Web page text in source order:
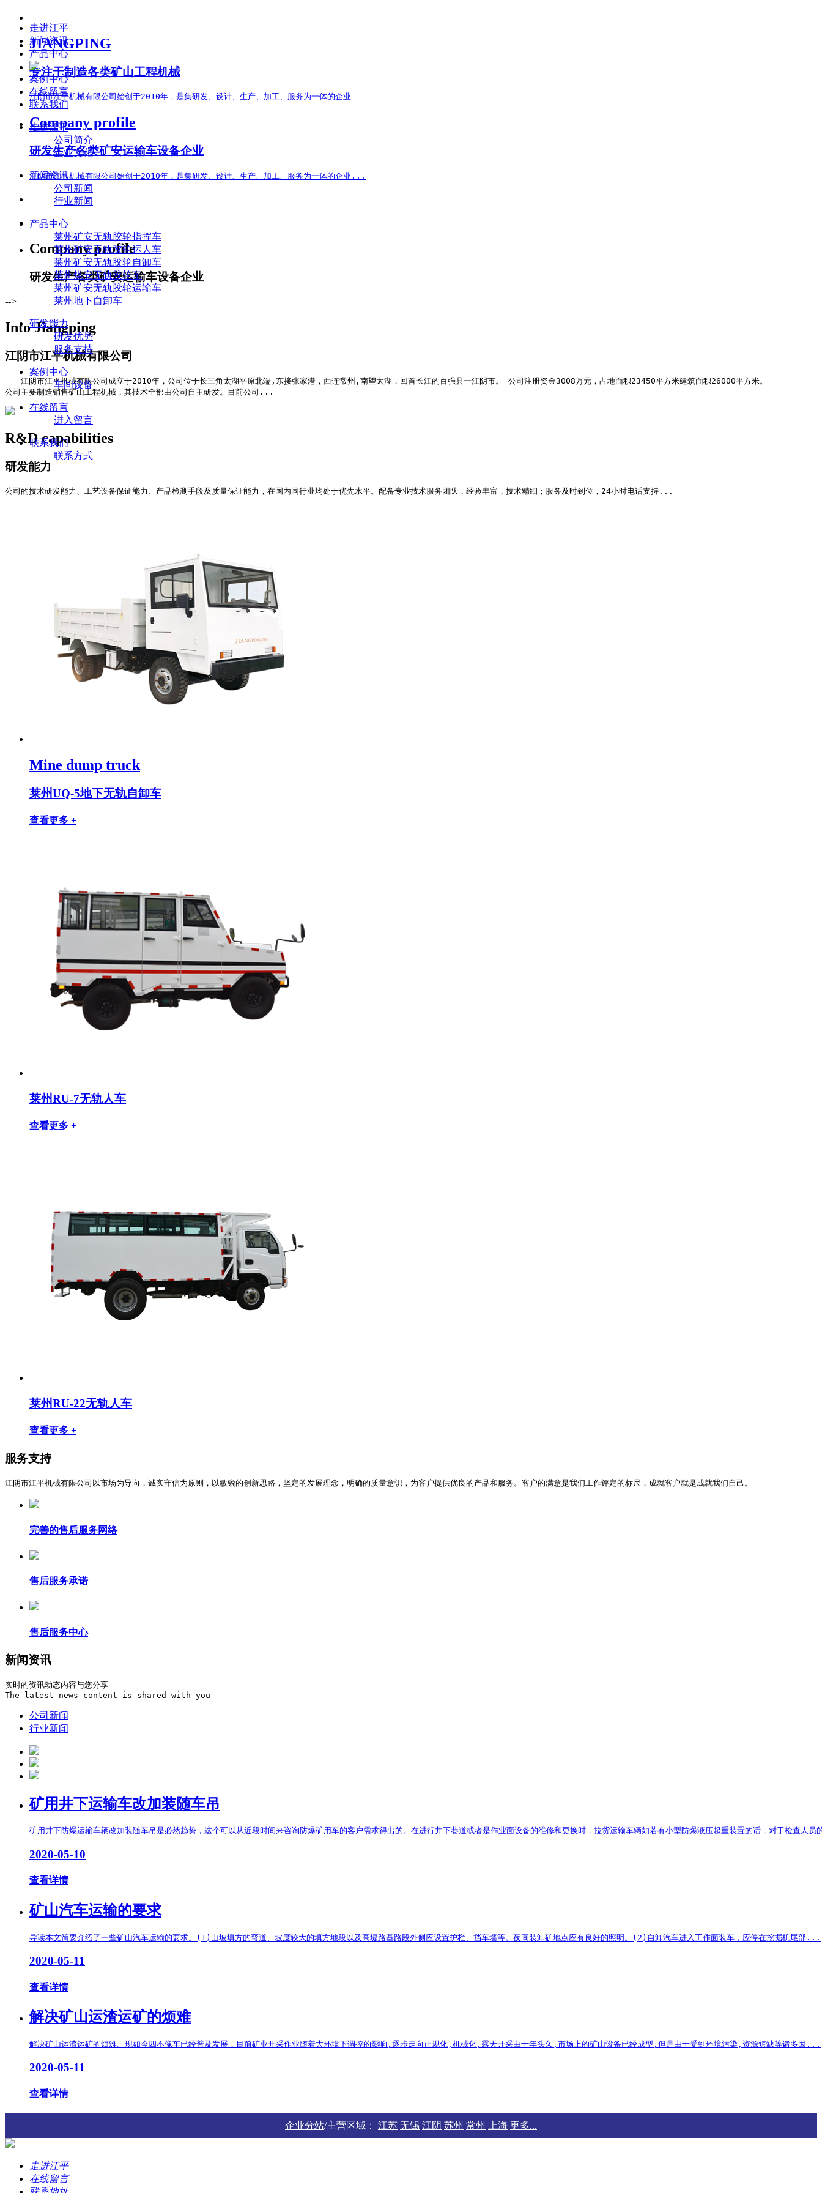
走进江平
新闻资讯
产品中心
案例中心
在线留言
联系我们
走进江平
公司简介
企业文化
新闻资讯
公司新闻
行业新闻
产品中心
莱州矿安无轨胶轮指挥车
莱州矿安无轨胶轮运人车
莱州矿安无轨胶轮自卸车
莱州煤安无轨胶轮车
莱州矿安无轨胶轮运输车
莱州地下自卸车
研发能力
研发优势
服务支持
案例中心
车间设备
在线留言
进入留言
联系我们
联系方式
JIANGPING
专注于制造各类矿山工程机械
江阴市江平机械有限公司始创于2010年，是集研发、设计、生产、加工、服务为一体的企业
Company profile
研发生产各类矿安运输车设备企业
江阴市江平机械有限公司始创于2010年，是集研发、设计、生产、加工、服务为一体的企业...
Company profile
研发生产各类矿安运输车设备企业
-->
Into Jiangping
江阴市江平机械有限公司
江阴市江平机械有限公司成立于2010年，公司位于长三角太湖平原北端,东接张家港，西连常州,南望太湖，回首长江的百强县一江阴市。 公司注册资金3008万元，占地面积23450平方米建筑面积26000平方米。
公司主要制造销售矿山工程机械，其技术全部由公司自主研发。目前公司...
R&D capabilities
研发能力
公司的技术研发能力、工艺设备保证能力、产品检测手段及质量保证能力，在国内同行业均处于优先水平。配备专业技术服务团队，经验丰富，技术精细；服务及时到位，24小时电话支持...
Mine dump truck
莱州UQ-5地下无轨自卸车
查看更多 +
莱州RU-7无轨人车
查看更多 +
莱州RU-22无轨人车
查看更多 +
服务支持
江阴市江平机械有限公司以市场为导向，诚实守信为原则，以敏锐的创新思路，坚定的发展理念，明确的质量意识，为客户提供优良的产品和服务。客户的满意是我们工作评定的标尺，成就客户就是成就我们自己。
完善的售后服务网络
售后服务承诺
售后服务中心
新闻资讯
实时的资讯动态内容与您分享
The latest news content is shared with you
公司新闻
行业新闻
矿用井下运输车改加装随车吊
矿用井下防爆运输车辆改加装随车吊是必然趋势，这个可以从近段时间来咨询防爆矿用车的客户需求得出的。在进行井下巷道或者是作业面设备的维修和更换时，拉货运输车辆如若有小型防爆液压起重装置的话，对于检查人
2020-05-10
查看详情
矿山汽车运输的要求
导读本文简要介绍了一些矿山汽车运输的要求。(1)山坡填方的弯道、坡度较大的填方地段以及高堤路基路段外侧应设置护栏、挡车墙等。夜间装卸矿地点应有良好的照明。(2)自卸汽车进入工作面装车，应停在挖掘机尾部...
2020-05-11
查看详情
解决矿山运渣运矿的烦难
解决矿山运渣运矿的烦难。现如今四不像车已经普及发展，目前矿业开采作业随着大环境下调控的影响,逐步走向正规化,机械化,露天开采由于年头久,市场上的矿山设备已经成型,但是由于受到环境污染,资源短缺等诸多因...
2020-05-11
查看详情
企业分站/主营区域： 江苏 无锡 江阴 苏州 常州 上海 更多...
走进江平
在线留言